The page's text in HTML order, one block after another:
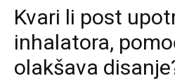
Kvari li post
inhalatora,
olakšava